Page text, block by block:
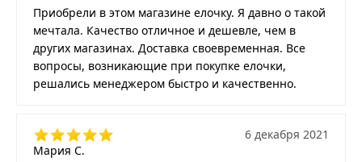
Приобрели в этом магазине елочку. Я давно о такой
мечтала. Качество отличное и дешевле, чем в
других магазинах. Доставка своевременная. Все
вопросы, возникающие при покупке елочки,
решались менеджером быстро и качественно.
Мария С.
6 декабря 2021